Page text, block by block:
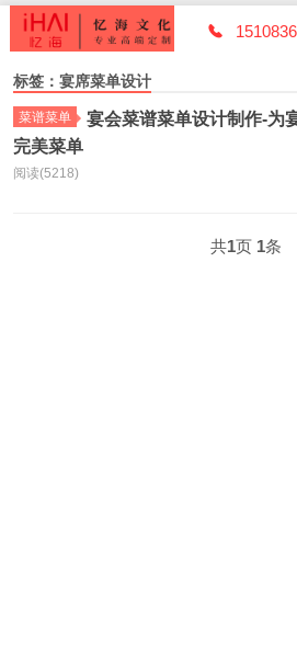
标签：宴席菜单设计
菜谱菜单
宴会菜谱菜单设计制作-为
完美菜单
阅读(5218)
共1页 1条